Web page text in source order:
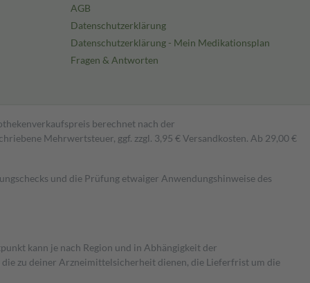
AGB
Datenschutzerklärung
Datenschutzerklärung - Mein Medikationsplan
Fragen & Antworten
berechnet nach der
Mehrwertsteuer, ggf. zzgl. 3,95 € Versandkosten. Ab 29,00 €
und die Prüfung etwaiger Anwendungshinweise des
kann je nach Region und in Abhängigkeit der
zu deiner Arzneimittelsicherheit dienen, die Lieferfrist um die